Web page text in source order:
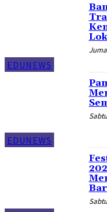
EDUNEWS
EDUNEWS